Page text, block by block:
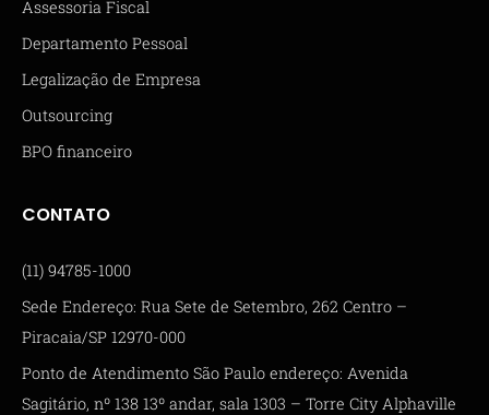
Assessoria Fiscal
Departamento Pessoal
Legalização de Empresa
Outsourcing
BPO financeiro
CONTATO
(11) 94785-1000
Sede Endereço: Rua Sete de Setembro, 262 Centro –
Piracaia/SP 12970-000
Ponto de Atendimento São Paulo endereço: Avenida
Sagitário, nº 138 13º andar, sala 1303 – Torre City Alphaville